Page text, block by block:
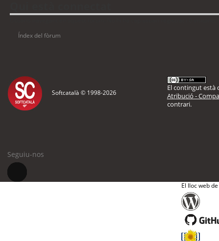
Índex del fòrum
Softcatalà © 1998-2026
El contingut està
Atribució -
contrari.
Seguiu-nos
El lloc web